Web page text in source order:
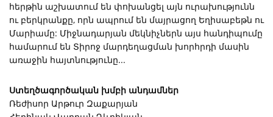
հերթին աշխատում են փոխանցել այն ուրախությունն
ու բերկրանքը, որն ապրում են մայրացող Եղիսաբեթն ու
Մարիամը: Միջնադարյան մեկնիչներն այս հանդիպումը
համարում են Տիրոջ մարդեղացման խորհրդի մասին
առաջին հայտնությունը...
Ստեղծագործական խմբի անդամներ
Ռեժիսոր Արթուր Զաքարյան